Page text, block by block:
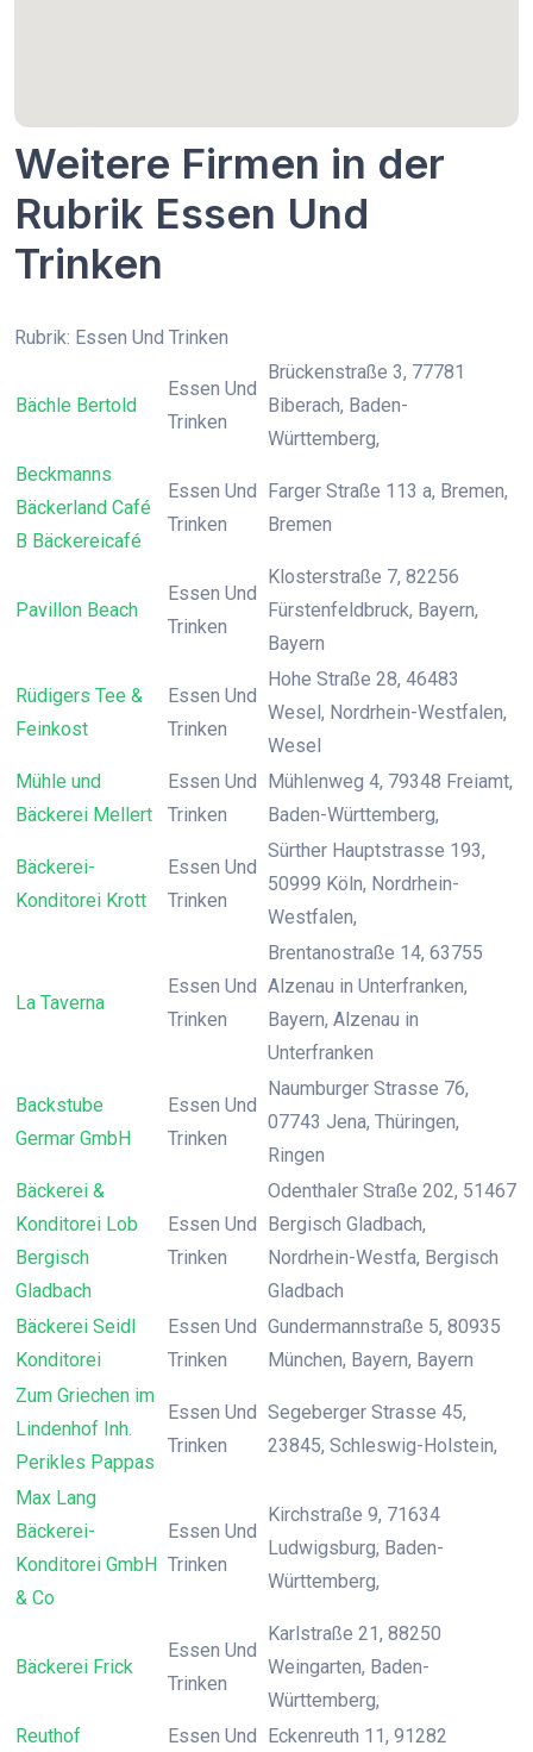
Weitere Firmen in der
Rubrik Essen Und
Trinken
Rubrik: Essen Und Trinken
Bächle Bertold
Essen Und
Trinken
Brückenstraße 3, 77781
Biberach, Baden-
Württemberg,
Beckmanns
Bäckerland Café
B Bäckereicafé
Essen Und
Trinken
Farger Straße 113 a, Bremen,
Bremen
Pavillon Beach
Essen Und
Trinken
Klosterstraße 7, 82256
Fürstenfeldbruck, Bayern,
Bayern
Rüdigers Tee &
Feinkost
Essen Und
Trinken
Hohe Straße 28, 46483
Wesel, Nordrhein-Westfalen,
Wesel
Mühle und
Bäckerei Mellert
Essen Und
Trinken
Mühlenweg 4, 79348 Freiamt,
Baden-Württemberg,
Bäckerei-
Konditorei Krott
Essen Und
Trinken
Sürther Hauptstrasse 193,
50999 Köln, Nordrhein-
Westfalen,
La Taverna
Essen Und
Trinken
Brentanostraße 14, 63755
Alzenau in Unterfranken,
Bayern, Alzenau in
Unterfranken
Backstube
Germar GmbH
Essen Und
Trinken
Naumburger Strasse 76,
07743 Jena, Thüringen,
Ringen
Bäckerei &
Konditorei Lob
Bergisch
Gladbach
Essen Und
Trinken
Odenthaler Straße 202, 51467
Bergisch Gladbach,
Nordrhein-Westfa, Bergisch
Gladbach
Bäckerei Seidl
Konditorei
Essen Und
Trinken
Gundermannstraße 5, 80935
München, Bayern, Bayern
Zum Griechen im
Lindenhof Inh.
Perikles Pappas
Essen Und
Trinken
Segeberger Strasse 45,
23845, Schleswig-Holstein,
Max Lang
Bäckerei-
Konditorei GmbH
& Co
Essen Und
Trinken
Kirchstraße 9, 71634
Ludwigsburg, Baden-
Württemberg,
Bäckerei Frick
Essen Und
Trinken
Karlstraße 21, 88250
Weingarten, Baden-
Württemberg,
Reuthof
Essen Und Eckenreuth 11, 91282